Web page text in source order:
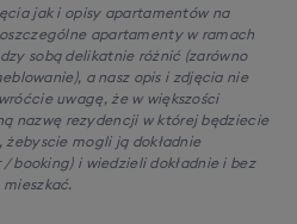
jak i opisy apartamentów na
apartamenty w ramach
sobą delikatnie różnić (zarówno
a nasz opis i zdjęcia nie
uwagę, że w większości
nazwę rezydencji w której będziecie
żebyscie mogli ją dokładnie
booking) i wiedzieli dokładnie i bez